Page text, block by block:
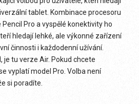
tablet. Kombinace procesoru
Pro a vyspělé konektivity ho
hledají lehké, ale výkonné zařízení
činnosti i každodenní užívání.
je tu verze Air. Pokud chcete
vyplatí model Pro. Volba není
si poradíte.